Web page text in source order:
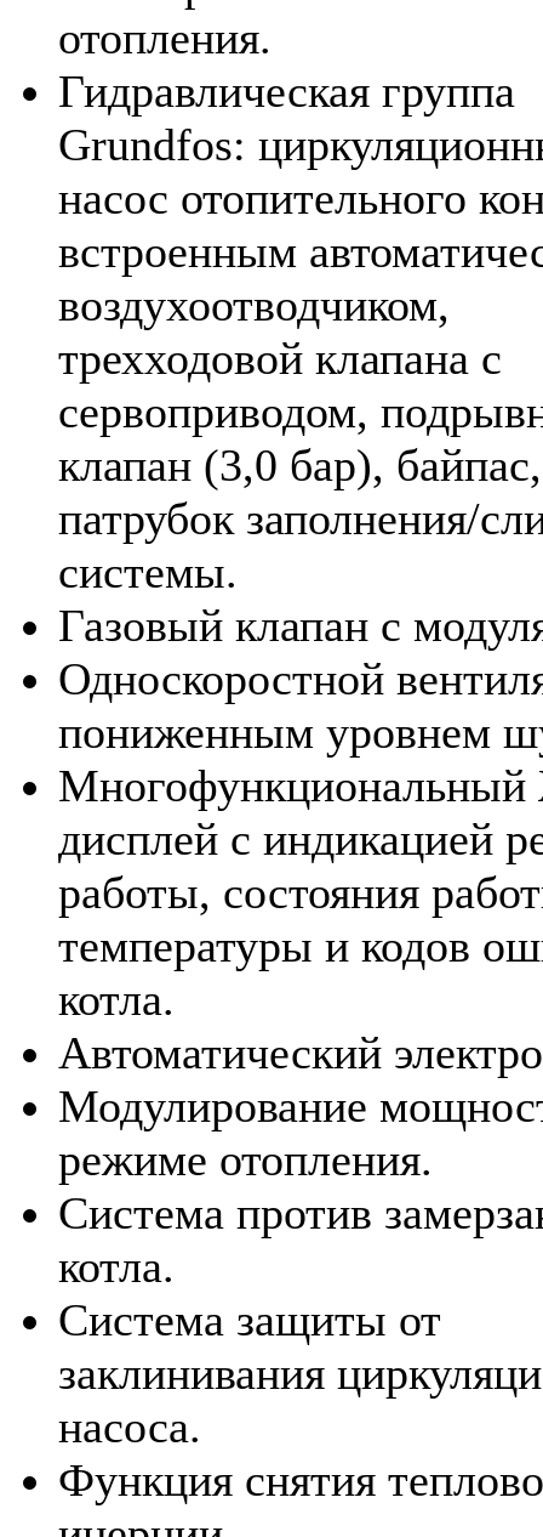
отопления.
Гидравлическая группа
Grundfos:
насос отопительного
встроенным
воздухоотводчиком,
трехходовой клапана с
сервоприводом,
клапан (3,0 бар), байпас,
патрубок заполнения/
системы.
Газовый клапан с
Односкоростной
пониженным уровнем
дисплей с индикацией
работы, состояния
температуры и кодов
котла.
Автоматический
Модулирование
режиме отопления.
Система против
котла.
Система защиты от
заклинивания
насоса.
Функция снятия